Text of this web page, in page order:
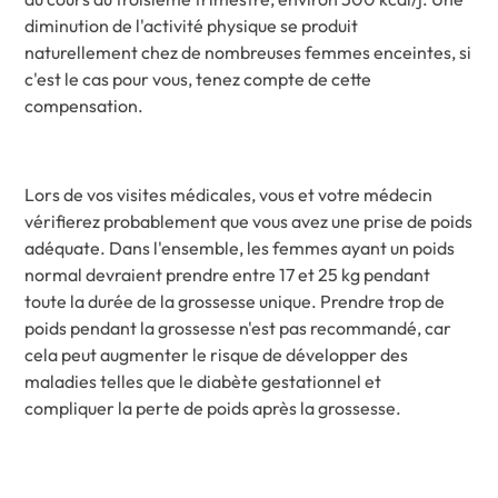
diminution de l'activité physique se produit
naturellement chez de nombreuses femmes enceintes, si
c'est le cas pour vous, tenez compte de cette
compensation.
Lors de vos visites médicales, vous et votre médecin
vérifierez probablement que vous avez une prise de poids
adéquate. Dans l'ensemble, les femmes ayant un poids
normal devraient prendre entre 17 et 25 kg pendant
toute la durée de la grossesse unique. Prendre trop de
poids pendant la grossesse n'est pas recommandé, car
cela peut augmenter le risque de développer des
maladies telles que le diabète gestationnel et
compliquer la perte de poids après la grossesse.